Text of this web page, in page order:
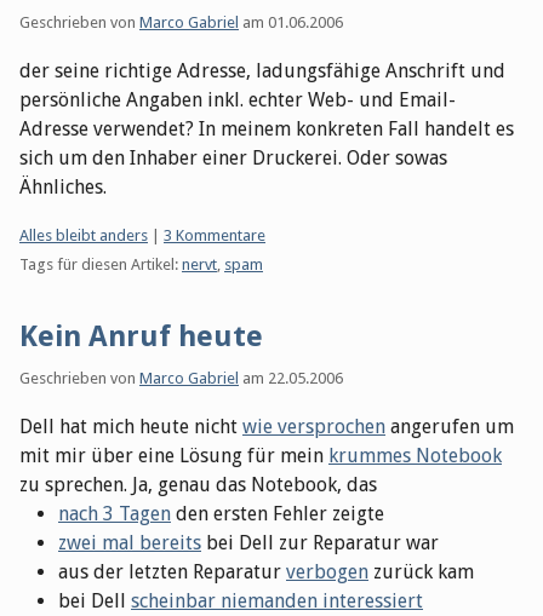
Geschrieben von Marco Gabriel am 01.06.2006
der seine richtige Adresse, ladungsfähige Anschrift und
persönliche Angaben inkl. echter Web- und Email-
Adresse verwendet? In meinem konkreten Fall handelt es
sich um den Inhaber einer Druckerei. Oder sowas
Ähnliches.
Kategorien:
Alles bleibt anders
3 Kommentare
Tags für diesen Artikel: nervt, spam
Kein Anruf heute
Geschrieben von Marco Gabriel am 22.05.2006
Dell hat mich heute nicht wie versprochen angerufen um
mit mir über eine Lösung für mein krummes Notebook
zu sprechen. Ja, genau das Notebook, das
nach 3 Tagen den ersten Fehler zeigte
zwei mal bereits bei Dell zur Reparatur war
aus der letzten Reparatur verbogen zurück kam
bei Dell scheinbar niemanden interessiert